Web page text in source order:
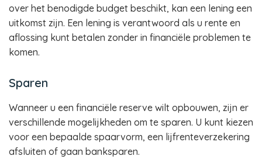
over het benodigde budget beschikt, kan een lening een
uitkomst zijn. Een lening is verantwoord als u rente en
aflossing kunt betalen zonder in financiële problemen te
komen.
Sparen
Wanneer u een financiële reserve wilt opbouwen, zijn er
verschillende mogelijkheden om te sparen. U kunt kiezen
voor een bepaalde spaarvorm, een lijfrenteverzekering
afsluiten of gaan banksparen.